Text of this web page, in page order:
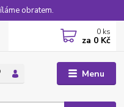
obratem.
Menu
0 ks
za 0 Kč